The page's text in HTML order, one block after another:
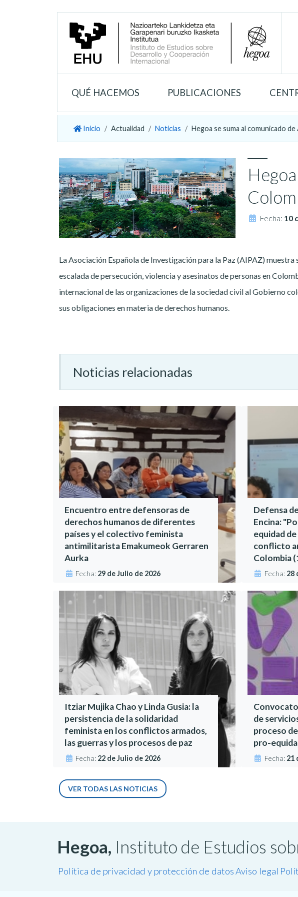
QUÉ HACEMOS PUBLICACIONES
Inicio Actualidad Noticias Hegoa se suma al comunicado
Fecha: 10
La Asociación Española de Investigación para la Paz (AIPAZ)
escalada de persecución, violencia y asesinatos de personas en
internacional de las organizaciones de la sociedad civil al Gobierno
sus obligaciones en materia de derechos humanos.
Noticias relacionadas
Encuentro entre defensoras de
derechos humanos de diferentes
países y el colectivo feminista
antimilitarista Emakumeok Gerraren
Aurka
Fecha: 29 de Julio de 2026
Defensa
Encina:
equidad
conflicto
Colombia
Fecha: 28
Itziar Mujika Chao y Linda Gusia: la
persistencia de la solidaridad
feminista en los conflictos armados,
las guerras y los procesos de paz
Fecha: 22 de Julio de 2026
de
proceso
pro-
Fecha: 21
VER TODAS LAS NOTICIAS
Hegoa, Instituto de Estudios
Política de privacidad y protección de datosAviso legal